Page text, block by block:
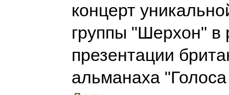
концерт
группы "Шерхон" в
презентации
альманаха